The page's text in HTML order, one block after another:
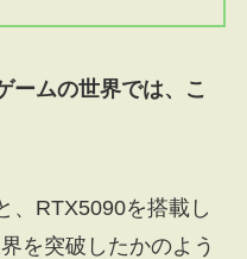
ームの世界では、こ
、RTX5090を搭載し
を突破したかのよう